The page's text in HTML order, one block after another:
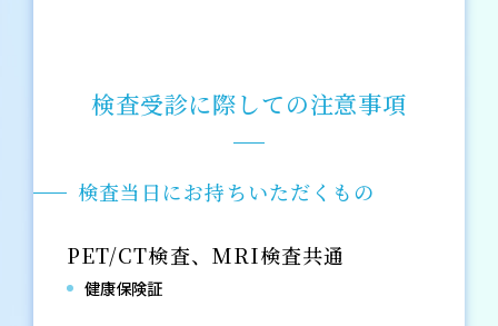
検査受診に際しての注意事項
検査当日にお持ちいただくもの
PET/CT検査、MRI検査共通
健康保険証